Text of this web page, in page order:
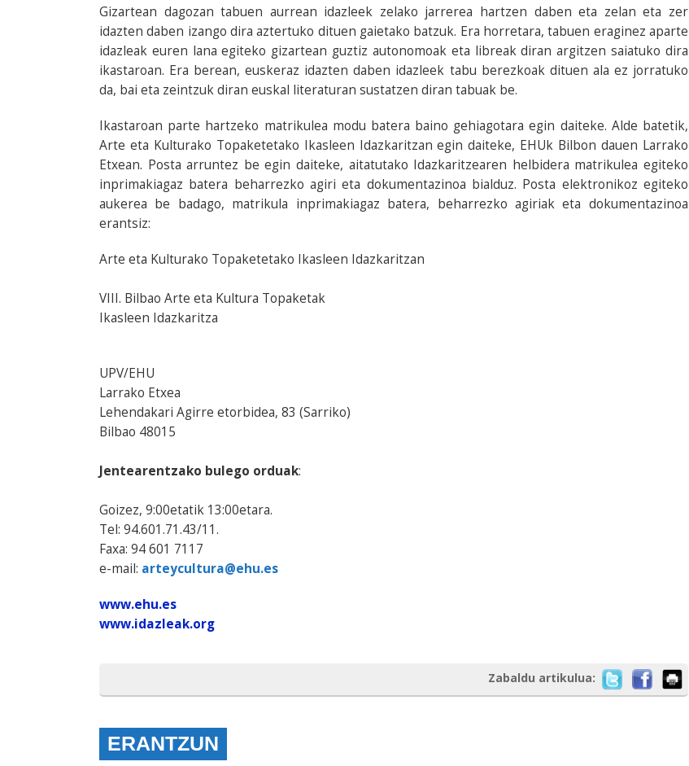
Gizartean dagozan tabuen aurrean idazleek zelako jarrerea hartzen daben eta zelan eta zer
idazten daben izango dira aztertuko dituen gaietako batzuk. Era horretara, tabuen eraginez aparte
idazleak euren lana egiteko gizartean guztiz autonomoak eta libreak diran argitzen saiatuko dira
ikastaroan. Era berean, euskeraz idazten daben idazleek tabu berezkoak dituen ala ez jorratuko
da, bai eta zeintzuk diran euskal literaturan sustatzen diran tabuak be.
Ikastaroan parte hartzeko matrikulea modu batera baino gehiagotara egin daiteke. Alde batetik,
Arte eta Kulturako Topaketetako Ikasleen Idazkaritzan egin daiteke, EHUk Bilbon dauen Larrako
Etxean. Posta arruntez be egin daiteke, aitatutako Idazkaritzearen helbidera matrikulea egiteko
inprimakiagaz batera beharrezko agiri eta dokumentazinoa bialduz. Posta elektronikoz egiteko
aukerea be badago, matrikula inprimakiagaz batera, beharrezko agiriak eta dokumentazinoa
erantsiz:
Arte eta Kulturako Topaketetako Ikasleen Idazkaritzan
VIII. Bilbao Arte eta Kultura Topaketak
Ikasleen Idazkaritza
UPV/EHU
Larrako Etxea
Lehendakari Agirre etorbidea, 83 (Sarriko)
Bilbao 48015
Jentearentzako bulego orduak:
Goizez, 9:00etatik 13:00etara.
Tel: 94.601.71.43/11.
Faxa: 94 601 7117
e-mail: arteycultura@ehu.es
www.ehu.es
www.idazleak.org
Zabaldu artikulua:
ERANTZUN